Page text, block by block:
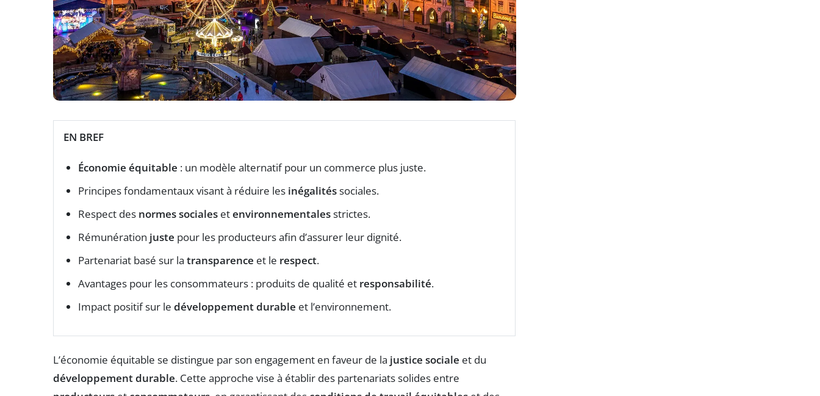
EN BREF
Économie équitable : un modèle alternatif pour un commerce plus juste.
Principes fondamentaux visant à réduire les inégalitéssociales.
Respect des normes sociales etenvironnementalesstrictes.
Rémunération juste pour les producteurs afin d’assurer leur dignité.
Partenariat basé sur la transparence et le respect.
Avantages pour les consommateurs : produits de qualité et responsabilité.
Impact positif sur le développement durable et l’environnement.
L’économie équitable se distingue par son engagement en faveur de la justice sociale et du
développement durable. Cette approche vise à établir des partenariats solides entre